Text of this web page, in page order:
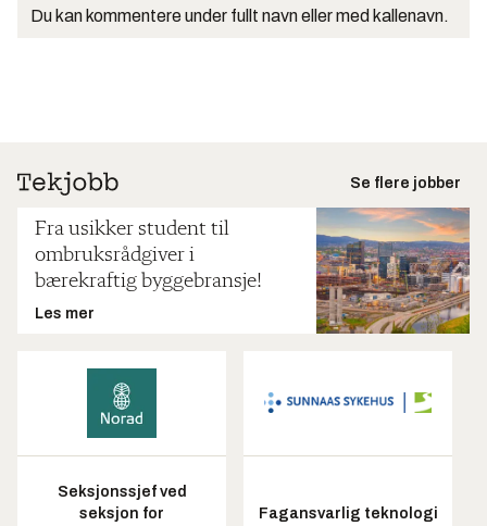
Du kan kommentere under fullt navn eller med kallenavn.
Se flere jobber
Fra usikker student til
ombruksrådgiver i
bærekraftig byggebransje!
Les mer
Seksjonssjef ved
seksjon for
Fagansvarlig teknologi